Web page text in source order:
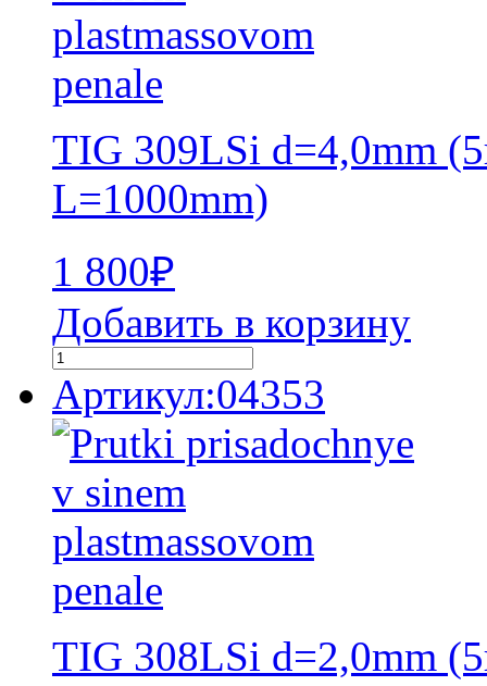
TIG 309LSi d=4,0mm
L=1000mm)
1 800₽
Добавить в корзину
Артикул:04353
TIG 308LSi d=2,0mm